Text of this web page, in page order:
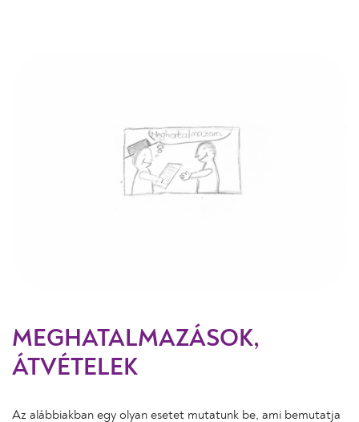
MEGHATALMAZÁSOK,
ÁTVÉTELEK
Az alábbiakban egy olyan esetet mutatunk be, ami bemutatja